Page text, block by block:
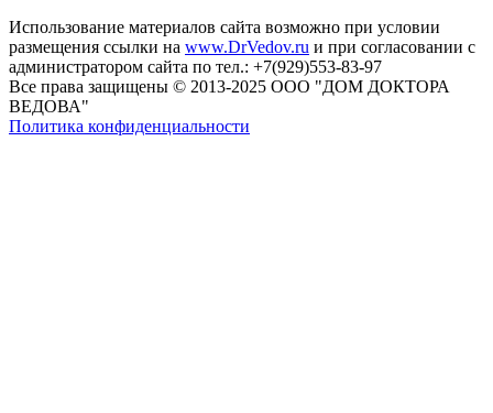
Использование материалов сайта возможно при условии
размещения ссылки на www.DrVedov.ru и при согласовании с
администратором сайта по тел.: +7(929)553-83-97
Все права защищены © 2013-2025 ООО "ДОМ ДОКТОРА
ВЕДОВА"
Политика конфиденциальности